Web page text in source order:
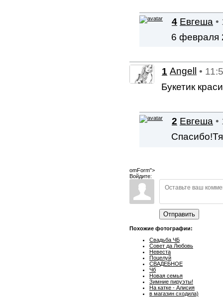
4 Евгеша •
6 февраля
1 Angell •
Букетик
2 Евгеша •
omForm">
Войдите:
Отправить
Похожие фотографии:
Свадьба ЧБ
Совет да Любовь
Невеста
Поцелуй
СВАДЕБНОЕ
Чб
Новая семья
Зимние пируэты!
На катке - Алисия
в магазин сходила)